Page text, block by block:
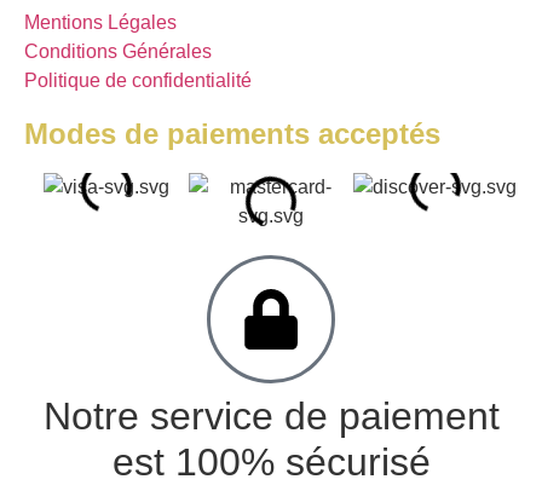
Mentions Légales
Conditions Générales
Politique de confidentialité
Modes de paiements acceptés
Notre service de paiement
est 100% sécurisé